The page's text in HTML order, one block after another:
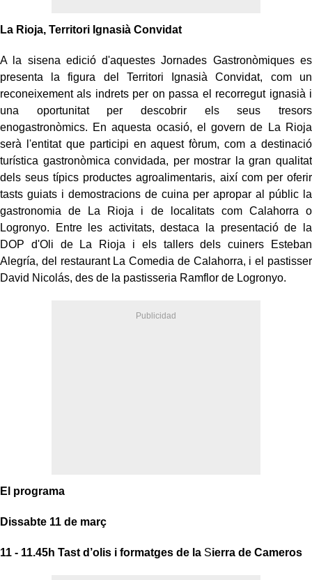
La Rioja, Territori Ignasià Convidat
A la sisena edició d'aquestes Jornades Gastronòmiques es
presenta la figura del Territori Ignasià Convidat, com un
reconeixement als indrets per on passa el recorregut ignasià i
una oportunitat per descobrir els seus tresors
enogastronòmics. En aquesta ocasió, el govern de La Rioja
serà l'entitat que participi en aquest fòrum, com a destinació
turística gastronòmica convidada, per mostrar la gran qualitat
dels seus típics productes agroalimentaris, així com per oferir
tasts guiats i demostracions de cuina per apropar al públic la
gastronomia de La Rioja i de localitats com Calahorra o
Logronyo. Entre les activitats, destaca la presentació de la
DOP d'Oli de La Rioja i els tallers dels cuiners Esteban
Alegría, del restaurant La Comedia de Calahorra, i el pastisser
David Nicolás, des de la pastisseria Ramflor de Logronyo.
El programa
Dissabte 11 de març
11 - 11.45h Tast d’olis i formatges de la Sierra de Cameros